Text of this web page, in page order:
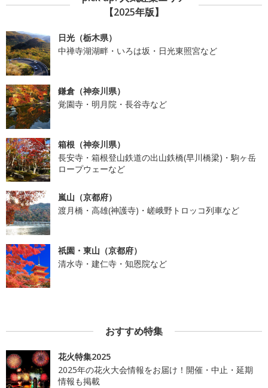
【2025年版】
日光（栃木県）
中禅寺湖湖畔・いろは坂・日光東照宮など
鎌倉（神奈川県）
覚園寺・明月院・長谷寺など
箱根（神奈川県）
長安寺・箱根登山鉄道の出山鉄橋(早川橋梁)・駒ヶ岳
ロープウェーなど
嵐山（京都府）
渡月橋・高雄(神護寺)・嵯峨野トロッコ列車など
祇園・東山（京都府）
清水寺・建仁寺・知恩院など
おすすめ特集
花火特集2025
2025年の花火大会情報をお届け！開催・中止・延期
情報も掲載